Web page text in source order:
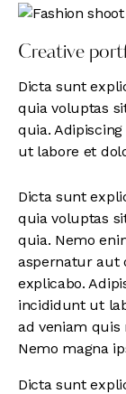
Creative
Dicta sunt
quia voluptas
quia.
ut labore et
Dicta sunt
quia voluptas
quia. Nemo
aspernatur aut
explicabo.
incididunt ut
ad veniam
Nemo magna
Dicta sunt